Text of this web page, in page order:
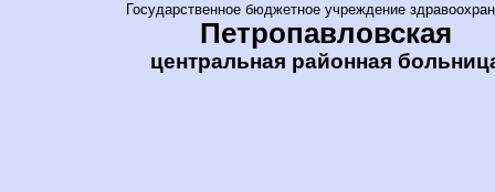
Государственное бюджетное учреждение
Петропавловская
центральная районная